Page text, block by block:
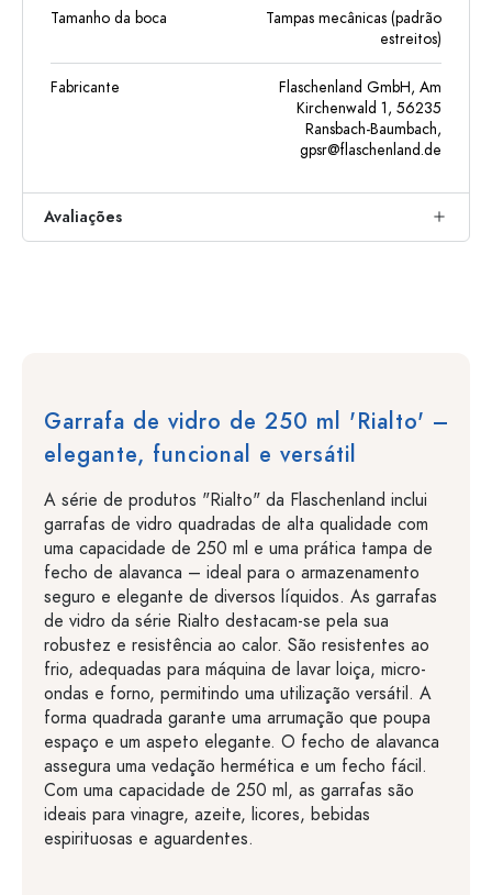
Tamanho da boca
Tampas mecânicas (padrão
estreitos)
Fabricante
Flaschenland GmbH, Am
Kirchenwald 1, 56235
Ransbach-Baumbach,
gpsr@flaschenland.de
Avaliações
Garrafa de vidro de 250 ml 'Rialto' –
elegante, funcional e versátil
A série de produtos "Rialto" da Flaschenland inclui
garrafas de vidro quadradas de alta qualidade com
uma capacidade de 250 ml e uma prática tampa de
fecho de alavanca – ideal para o armazenamento
seguro e elegante de diversos líquidos. As garrafas
de vidro da série Rialto destacam-se pela sua
robustez e resistência ao calor. São resistentes ao
frio, adequadas para máquina de lavar loiça, micro-
ondas e forno, permitindo uma utilização versátil. A
forma quadrada garante uma arrumação que poupa
espaço e um aspeto elegante. O fecho de alavanca
assegura uma vedação hermética e um fecho fácil.
Com uma capacidade de 250 ml, as garrafas são
ideais para vinagre, azeite, licores, bebidas
espirituosas e aguardentes.